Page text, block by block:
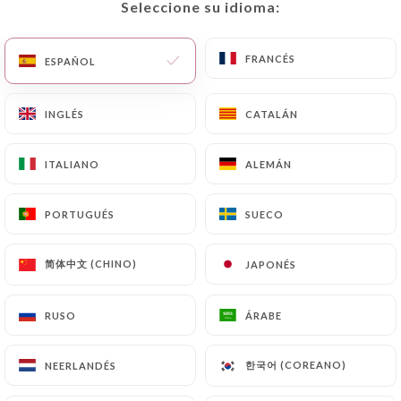
Seleccione su idioma:
ESPAÑOL FRANCÉS
INGLÉS CATALÁN
ITALIANO ALEMÁN
PORTUGUÉS SUECO
简体中文 (CHINO) JAPONÉS
RUSO ÁRABE
NEERLANDÉS 한국어 (COREANO)
INICIO/CONTACTO
Lao Chaleune
Seleccione su idioma:
ESPAÑOL FRANCÉS
INGLÉS CATALÁN
ITALIANO ALEMÁN
PORTUGUÉS SUECO
简体中文 (CHINO) JAPONÉS
RUSO ÁRABE
NEERLANDÉS 한국어 (COREANO)